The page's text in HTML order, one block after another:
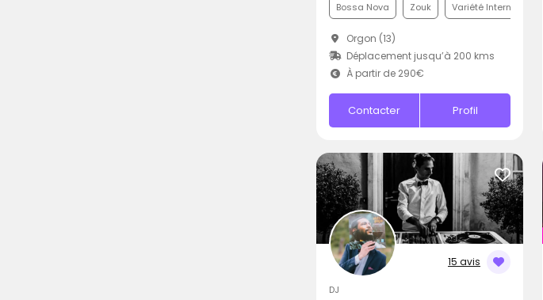
Bossa Nova Zouk Variété Internationale
Orgon (13)
Déplacement jusqu’à 200 kms
À partir de 290€
Contacter Profil
15 avis
DJ